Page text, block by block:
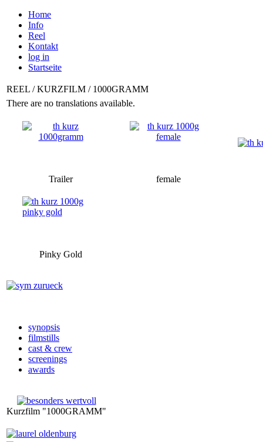
Home
Info
Reel
Kontakt
log in
Startseite
REEL / KURZFILM / 1000GRAMM
There are no translations available.
Trailer female
Pinky Gold
synopsis
filmstills
cast & crew
screenings
awards
Kurzfilm "1000GRAMM"